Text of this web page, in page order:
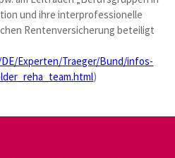
und ihre interprofessionelle
Rentenversicherung beteiligt
Experten/Traeger/Bund/infos-
)